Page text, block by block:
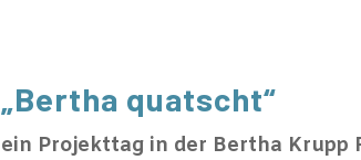
„Bertha quatscht“
ein Projekttag in der Bertha Krupp